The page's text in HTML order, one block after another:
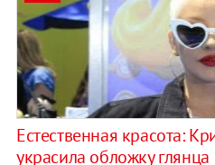
Естественная красота:
украсила обложку глянца